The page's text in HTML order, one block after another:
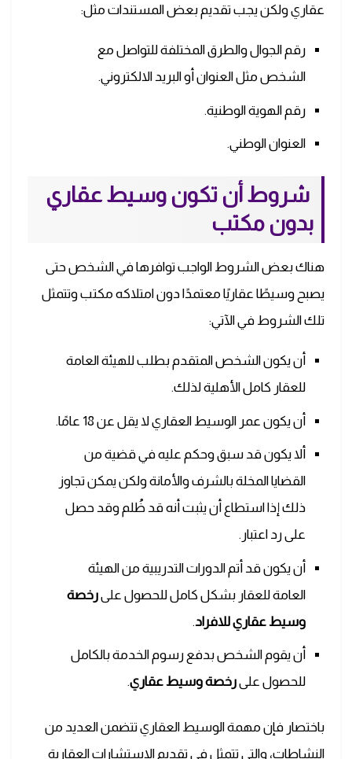
عقاري ولكن يجب تقديم بعض المستندات مثل:
رقم الجوال والطرق المختلفة للتواصل مع
الشخص مثل العنوان أو البريد الالكتروني.
رقم الهوية الوطنية.
العنوان الوطني.
شروط أن تكون وسيط عقاري
بدون مكتب
هناك بعض الشروط الواجب توافرها في الشخص حتى
يصبح وسيطًا عقاريًا معتمدًا دون امتلاكه مكتب وتتمثل
تلك الشروط في الآتي:
أن يكون الشخص المتقدم بطلب للهيئة العامة
للعقار كامل الأهلية لذلك.
أن يكون عمر الوسيط العقاري لا يقل عن 18 عامًا.
ألا يكون قد سبق وحكم عليه في قضية من
القضايا المخلة بالشرف والأمانة ولكن يمكن تجاوز
ذلك إذا استطاع أن يثبت أنه قد ظُلم وقد حصل
على رد اعتبار.
أن يكون قد أتم الدورات التدريبية من الهيئة
العامة للعقار بشكل كامل للحصول علىرخصة
وسيط عقاري للافراد.
أن يقوم الشخص بدفع رسوم الخدمة بالكامل
للحصول علىرخصة وسيط عقاري.
باختصار فإن مهمة الوسيط العقاري تتضمن العديد من
النشاطات، والتي تتمثل في تقديم الاستشارات العقارية